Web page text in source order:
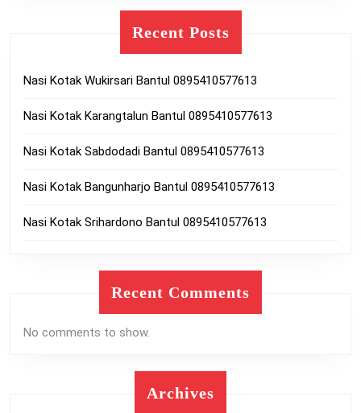
Recent Posts
Nasi Kotak Wukirsari Bantul 0895410577613
Nasi Kotak Karangtalun Bantul 0895410577613
Nasi Kotak Sabdodadi Bantul 0895410577613
Nasi Kotak Bangunharjo Bantul 0895410577613
Nasi Kotak Srihardono Bantul 0895410577613
Recent Comments
No comments to show.
Archives